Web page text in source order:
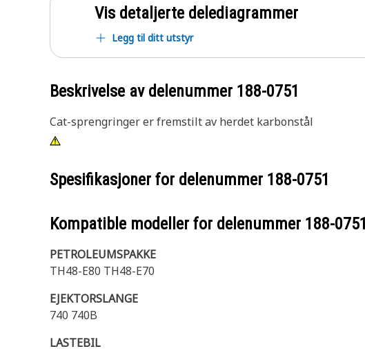
Vis detaljerte delediagrammer
Legg til ditt utstyr
Beskrivelse av delenummer 188-0751
Cat-sprengringer er fremstilt av herdet karbonstål
Spesifikasjoner for delenummer 188-0751
Kompatible modeller for delenummer 188-0751
PETROLEUMSPAKKE
TH48-E80 TH48-E70
EJEKTORSLANGE
740 740B
LASTEBIL